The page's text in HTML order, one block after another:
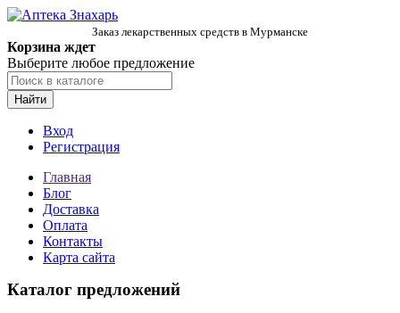
Заказ лекарственных средств в Мурманске
Корзина ждет
Выберите любое предложение
Найти
Вход
Регистрация
Главная
Блог
Доставка
Оплата
Контакты
Карта сайта
Каталог предложений